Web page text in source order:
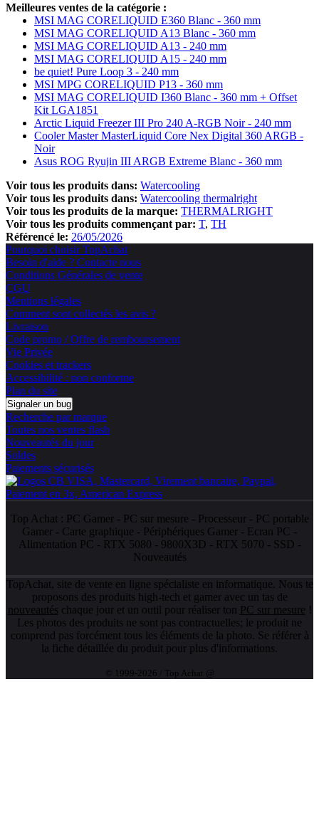
Meilleures ventes de la catégorie :
MSI MAG CORELIQUID E360 Blanc - 360 mm
MSI MAG CORELIQUID A13 Blanc - 360 mm
MSI MAG CORELIQUID A13 - 240 mm
MSI MAG CORELIQUID A15 - 240 mm
be quiet! Pure Loop 3 - 240 mm
MSI MPG CORELIQUID P13 - 360 mm
MSI MAG CORELIQUID I360 Blanc - 360 mm + Offset
Kit LGA1851
Arctic Liquid Freezer III Pro 240 A-RGB Noir - 240 mm
Cooler Master MasterLiquid Core Nex Digital 360 ARGB -
Noir
Asus ROG Ryujin III ARGB Extreme Blanc - 360 mm
Voir tous les produits dans: Watercooling
Voir tous les produits dans: Watercooling thermalright
Voir tous les produits de la marque: THERMALRIGHT
Voir tous les produits commençant par: T TH
Référencé le: 26/05/2026
Pourquoi choisir TopAchat
Besoin d'aide ? Contacte nous
Conditions Générales de vente
CGU
Mentions légales
Comment sont collectés les avis ?
Livraison
Code promo / Offre de remboursement
Vie Privée
Cookies et trackers
Accessibilité : non conforme
Plan du site
Signaler un bug
Recherche par marque
Toutes nos ventes flash
Nouveautés du jour
Soldes
Paiements sécurisés
Top Achat : PC Gamer- PC sur mesure - Processeur- PC portable
Gamer - Carte graphique - Périphériques Gamer - Ecran PC -
Alimentation PC - RTX 5080 - 9800X3D - RTX 5070 - SSD -
Nouveautés
TopAchat, site de vente en ligne spécialiste en informatique. Nous te
proposons des produits high-tech et gamer avec un tas de
nouveautés chaque jour et un outil pour réaliser ton PC sur mesure !
Les photos des produits ne sont pas contractuelles; le produit ne
comprend pas forcément tous les éléments de la photo. Se référer à
la fiche détaillée du produit pour plus d'informations.
© 1999-2026 / Top Achat @